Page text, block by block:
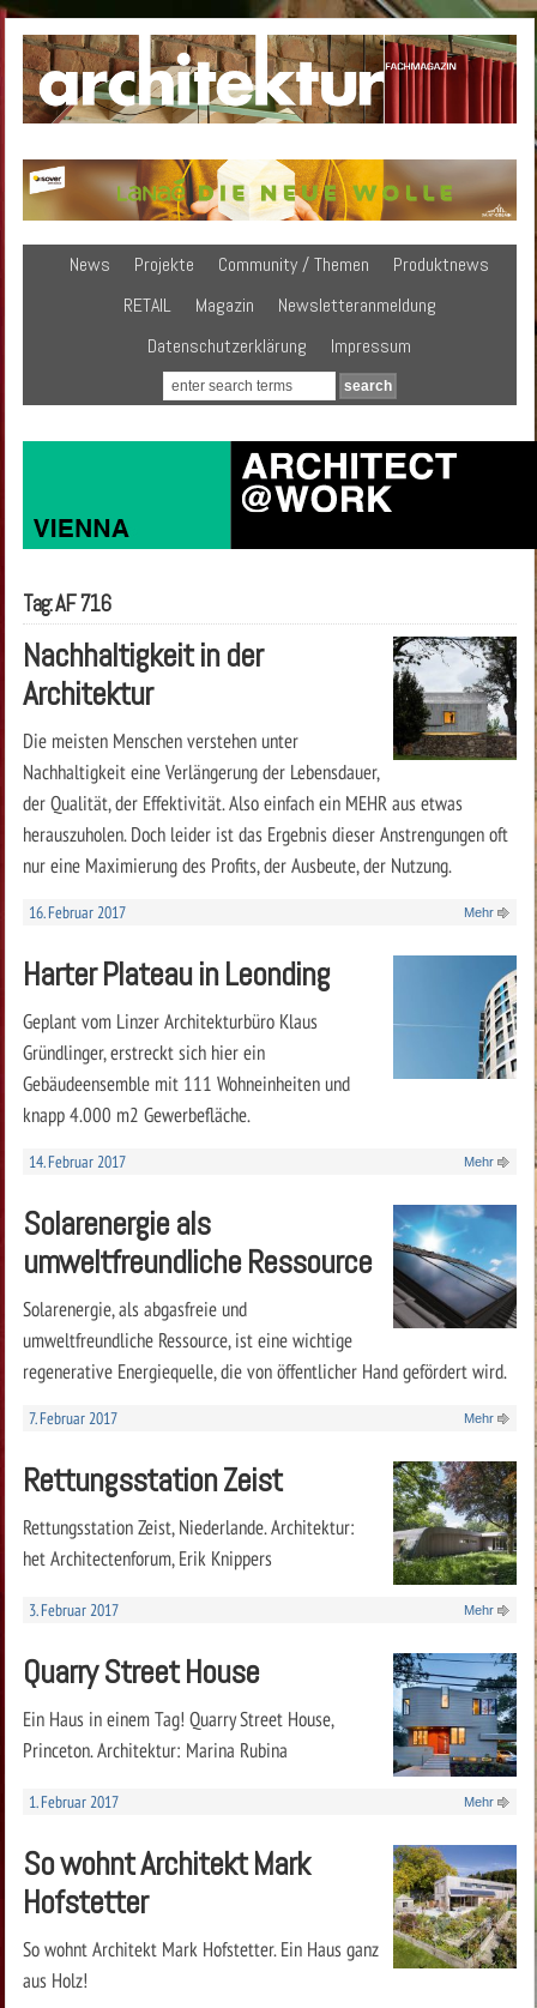
News Projekte Community / Themen
Produktnews
RETAIL
Magazin
Newsletteranmeldung
Datenschutzerklärung
Impressum
Tag: AF 716
Nachhaltigkeit in der
Architektur
Die meisten Menschen verstehen unter
Nachhaltigkeit eine Verlängerung der Lebensdauer,
der Qualität, der Effektivität. Also einfach ein MEHR aus etwas
herauszuholen. Doch leider ist das Ergebnis dieser Anstrengungen oft
nur eine Maximierung des Profits, der Ausbeute, der Nutzung.
16. Februar 2017 Mehr
Harter Plateau in Leonding
Geplant vom Linzer Architekturbüro Klaus
Gründlinger, erstreckt sich hier ein
Gebäudeensemble mit 111 Wohneinheiten und
knapp 4.000 m2 Gewerbefläche.
14. Februar 2017 Mehr
Solarenergie als
umweltfreundliche Ressource
Solarenergie, als abgasfreie und
umweltfreundliche Ressource, ist eine wichtige
regenerative Energiequelle, die von öffentlicher Hand gefördert wird.
7. Februar 2017 Mehr
Rettungsstation Zeist
Rettungsstation Zeist, Niederlande. Architektur:
het Architectenforum, Erik Knippers
3. Februar 2017 Mehr
Quarry Street House
Ein Haus in einem Tag! Quarry Street House,
Princeton. Architektur: Marina Rubina
1. Februar 2017 Mehr
So wohnt Architekt Mark
Hofstetter
So wohnt Architekt Mark Hofstetter. Ein Haus ganz
aus Holz!